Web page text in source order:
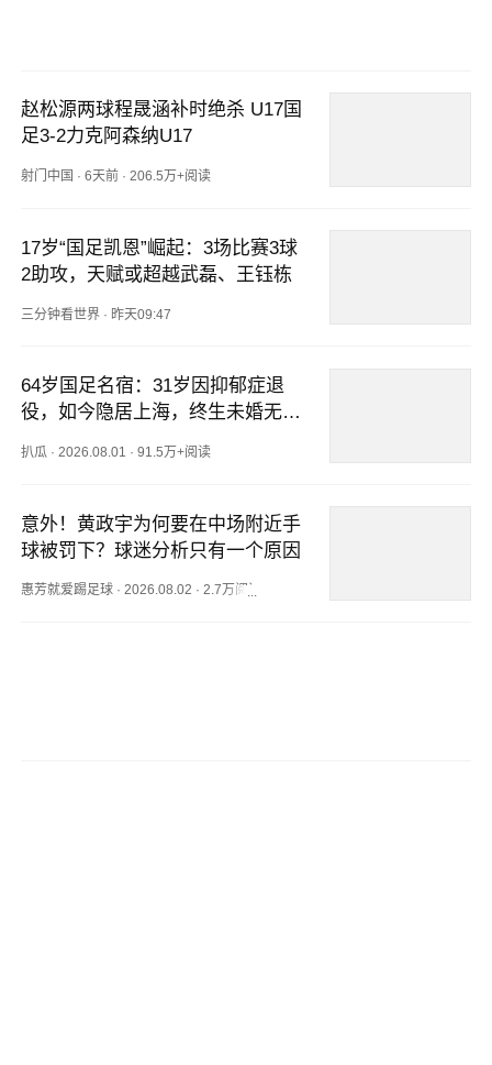
赵松源两球程晟涵补时绝杀 U17国
足3-2力克阿森纳U17
射门中国 ·6天前 ·206.5万+阅读
17岁“国足凯恩”崛起：3场比赛3球
2助攻，天赋或超越武磊、王钰栋
三分钟看世界 · 昨天09:47
64岁国足名宿：31岁因抑郁症退
役，如今隐居上海，终生未婚无子
扒瓜 ·2026.08.01 ·91.5万+阅读
意外！黄政宇为何要在中场附近手
球被罚下？球迷分析只有一个原因
惠芳就爱踢足球 ·2026.08.02 ·2.7万阅读